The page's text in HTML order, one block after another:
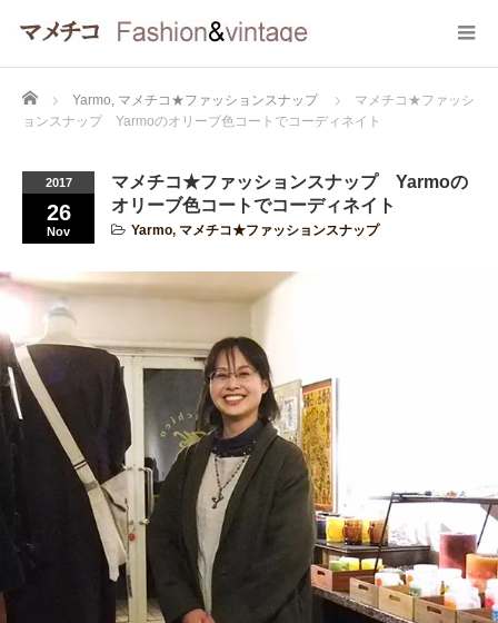
Home Yarmo, マメチコ★ファッションスナップ
マメチコ★ファッシ
ョンスナップ Yarmoのオリーブ色コートでコーディネイト
2017
26
Nov
マメチコ★ファッションスナップ Yarmoの
オリーブ色コートでコーディネイト
Yarmo, マメチコ★ファッションスナップ